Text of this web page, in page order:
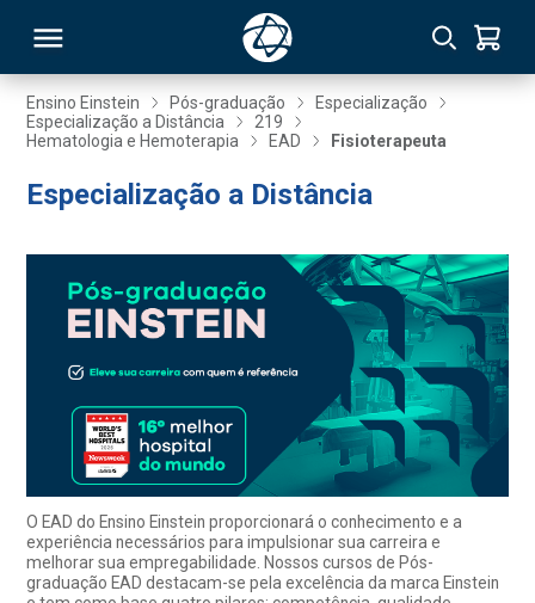
Ensino Einstein Pós-graduação
Especialização
Especialização a Distância
219
Hematologia e Hemoterapia
EAD Fisioterapeuta
Especialização a Distância
O EAD do Ensino Einstein proporcionará o conhecimento e a
experiência necessários para impulsionar sua carreira e
melhorar sua empregabilidade. Nossos cursos de Pós-
graduação EAD destacam-se pela excelência da marca Einstein